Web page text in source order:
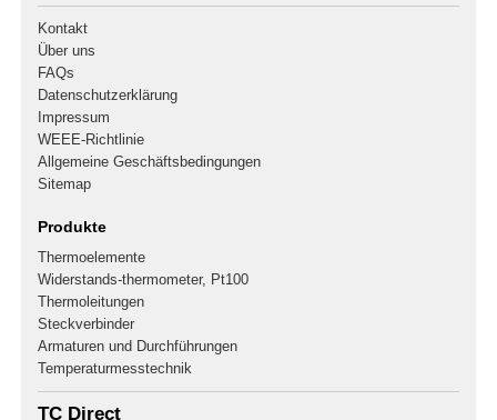
Kontakt
Über uns
FAQs
Datenschutzerklärung
Impressum
WEEE-Richtlinie
Allgemeine Geschäftsbedingungen
Sitemap
Produkte
Thermoelemente
Widerstands-thermometer, Pt100
Thermoleitungen
Steckverbinder
Armaturen und Durchführungen
Temperaturmesstechnik
TC Direct